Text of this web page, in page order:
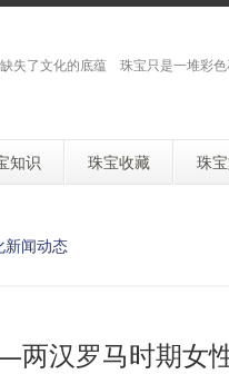
缺失了文化的底蕴 珠宝只是一堆彩
知识 珠宝收藏 珠
新闻动态
汉罗马时期女